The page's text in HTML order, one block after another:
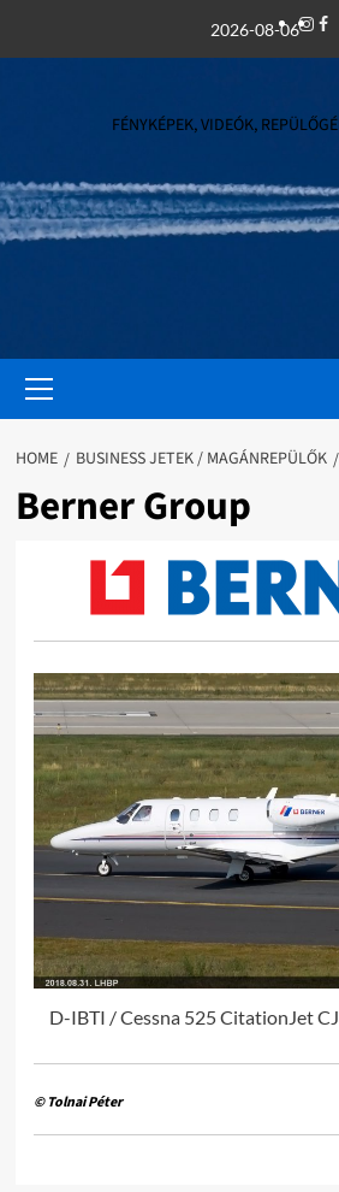
2026-08-06
FÉNYKÉPEK, VIDEÓK,
Menu
HOME BUSINESS JETEK / MAGÁNREPÜLŐK
Berner Group
D-IBTI / Cessna 525 CitationJet
© Tolnai Péter